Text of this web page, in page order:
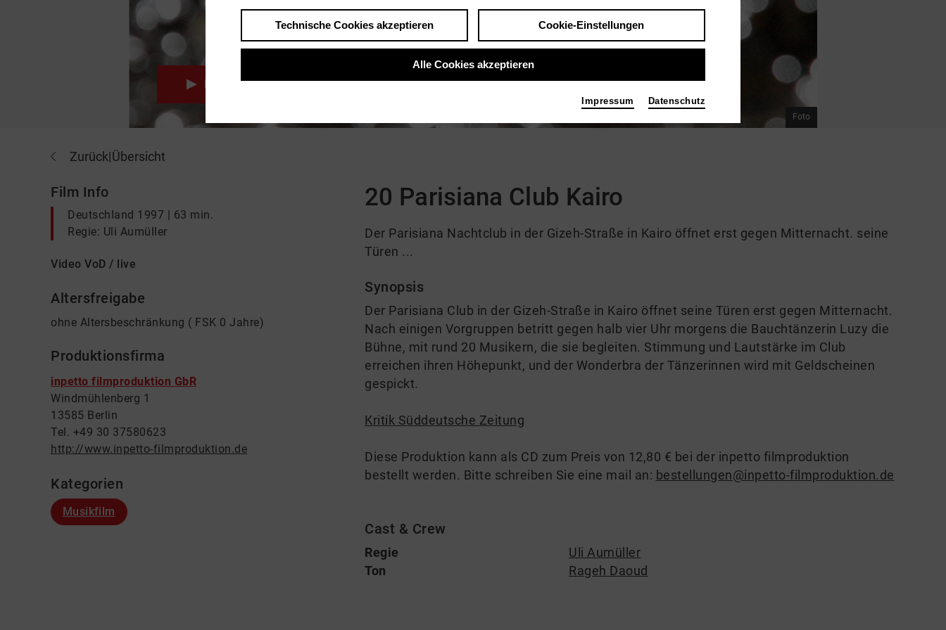
Foto
Play
Zurück|Übersicht
Film Info
Deutschland 1997 | 63 min.
Regie: Uli Aumüller
Video VoD / live
Altersfreigabe
ohne Altersbeschränkung ( FSK 0 Jahre)
Produktionsfirma
inpetto filmproduktion GbR
Windmühlenberg 1
13585 Berlin
Tel. +49 30 37580623
http://www.inpetto-filmproduktion.de
Kategorien
Musikfilm
20 Parisiana Club Kairo
Der Parisiana Nachtclub in der Gizeh-Straße in Kairo öffnet erst gegen Mitternacht. seine
Türen ...
Synopsis
Der Parisiana Club in der Gizeh-Straße in Kairo öffnet seine Türen erst gegen Mitternacht.
Nach einigen Vorgruppen betritt gegen halb vier Uhr morgens die Bauchtänzerin Luzy die
Bühne, mit rund 20 Musikern, die sie begleiten. Stimmung und Lautstärke im Club
erreichen ihren Höhepunkt, und der Wonderbra der Tänzerinnen wird mit Geldscheinen
gespickt.
Kritik Süddeutsche Zeitung
Diese Produktion kann als CD zum Preis von 12,80 € bei der inpetto filmproduktion
bestellt werden. Bitte schreiben Sie eine mail an: bestellungen@inpetto-filmproduktion.de
Cast & Crew
Regie
Uli Aumüller
Ton
Rageh Daoud
Technische Cookies akzeptieren Cookie-Einstellungen
Alle Cookies akzeptieren
Impressum Datenschutz